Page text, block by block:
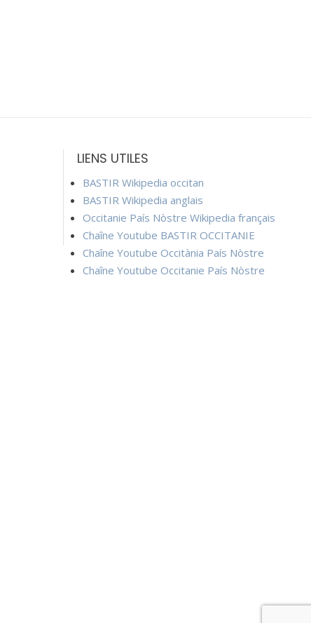
LIENS UTILES
BASTIR Wikipedia occitan
BASTIR Wikipedia anglais
Occitanie País Nòstre Wikipedia français
Chaîne Youtube BASTIR OCCITANIE
Chaîne Youtube Occitània País Nòstre
Chaîne Youtube Occitanie País Nòstre